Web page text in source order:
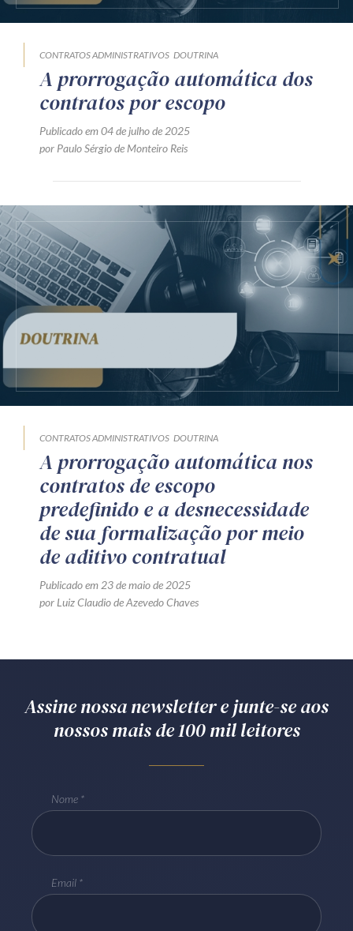
Telefone (41) 2109-8666
CONTRATOS ADMINISTRATIVOS DOUTRINA
A prorrogação automática dos
contratos por escopo
Publicado em 04 de julho de 2025
por Paulo Sérgio de Monteiro Reis
CONTRATOS ADMINISTRATIVOS DOUTRINA
A prorrogação automática nos
contratos de escopo
predefinido e a desnecessidade
de sua formalização por meio
de aditivo contratual
Publicado em 23 de maio de 2025
por Luiz Claudio de Azevedo Chaves
Assine nossa newsletter e junte-se aos
nossos mais de 100 mil leitores
Nome
Email